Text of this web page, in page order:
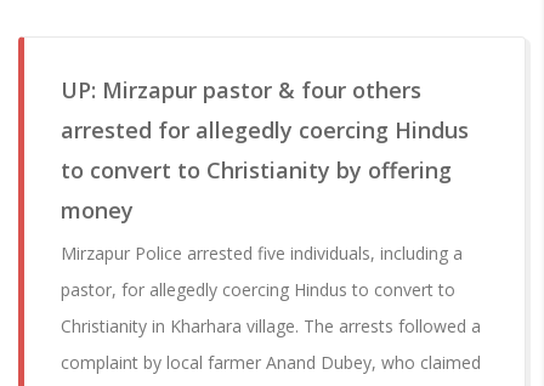
UP: Mirzapur pastor & four others
arrested for allegedly coercing Hindus
to convert to Christianity by offering
money
Mirzapur Police arrested five individuals, including a
pastor, for allegedly coercing Hindus to convert to
Christianity in Kharhara village. The arrests followed a
complaint by local farmer Anand Dubey, who claimed